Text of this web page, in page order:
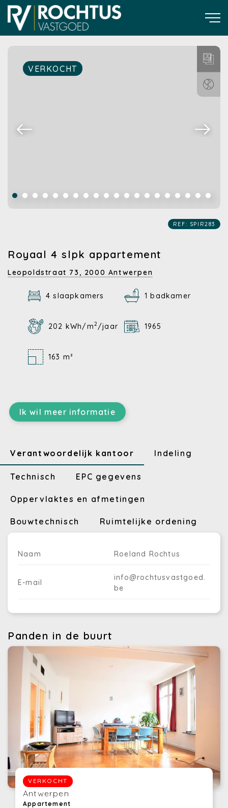
VERKOCHT
REF: SPIR283
Royaal 4 slpk appartement
Leopoldstraat 73, 2000 Antwerpen
4 slaapkamers 1 badkamer
202 kWh/m2 /jaar 1965
163 m²
Ik wil meer informatie
Verantwoordelijk kantoor Indeling
Technisch EPC gegevens
Oppervlaktes en afmetingen
Bouwtechnisch Ruimtelijke ordening
Naam Roeland Rochtus
E-mail
info@rochtusvastgoed.
be
Panden in de buurt
VERKOCHT
Antwerpen
Appartement